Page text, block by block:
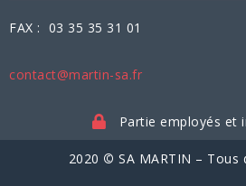
FAX : 03 35 35 31 01
contact@martin-sa.fr
Partie employés et
2020 ©SA MARTIN –